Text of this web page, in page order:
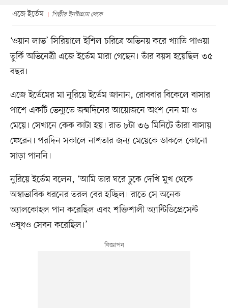
এজে ইর্তেম শিল্পীর ইনস্টাগ্রাম থেকে
‘ওয়ান লাভ’ সিরিয়ালে ইশিল চরিত্রে অভিনয় করে খ্যাতি পাওয়া
তুর্কি অভিনেত্রী এজে ইর্তেম মারা গেছেন। তাঁর বয়স হয়েছিল ৩৫
বছর।
এজে ইর্তেমের মা নুরিয়ে ইর্তেম জানান, রোববার বিকেলে বাসার
পাশে একটি ভেন্যুতে জন্মদিনের আয়োজনে অংশ নেন মা ও
মেয়ে। সেখানে কেক কাটা হয়। রাত ৮টা ৩৬ মিনিটে তাঁরা বাসায়
ফেরেন। পরদিন সকালে নাশতার জন্য মেয়েকে ডাকলে কোনো
সাড়া পাননি।
নুরিয়ে ইর্তেম বলেন, ‘আমি তার ঘরে ঢুকে দেখি মুখ থেকে
অস্বাভাবিক ধরনের তরল বের হচ্ছিল। রাতে সে অনেক
অ্যালকোহল পান করেছিল এবং শক্তিশালী অ্যান্টিডিপ্রেসেন্ট
ওষুধও সেবন করেছিল।’